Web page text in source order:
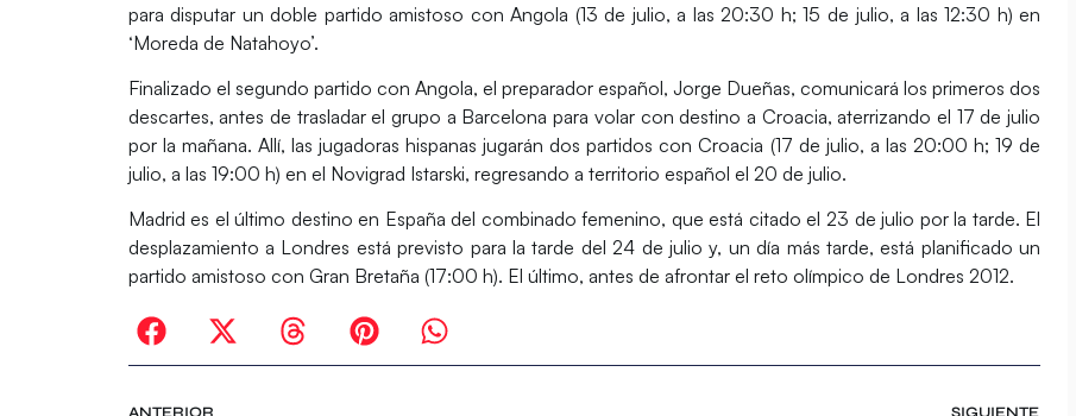
para disputar un doble partido amistoso con Angola (13 de julio, a las 20:30 h; 15 de julio, a las 12:30 h) en
‘Moreda de Natahoyo’.
Finalizado el segundo partido con Angola, el preparador español, Jorge Dueñas, comunicará los primeros dos
descartes, antes de trasladar el grupo a Barcelona para volar con destino a Croacia, aterrizando el 17 de julio
por la mañana. Allí, las jugadoras hispanas jugarán dos partidos con Croacia (17 de julio, a las 20:00 h; 19 de
julio, a las 19:00 h) en el Novigrad Istarski, regresando a territorio español el 20 de julio.
Madrid es el último destino en España del combinado femenino, que está citado el 23 de julio por la tarde. El
desplazamiento a Londres está previsto para la tarde del 24 de julio y, un día más tarde, está planificado un
partido amistoso con Gran Bretaña (17:00 h). El último, antes de afrontar el reto olímpico de Londres 2012.